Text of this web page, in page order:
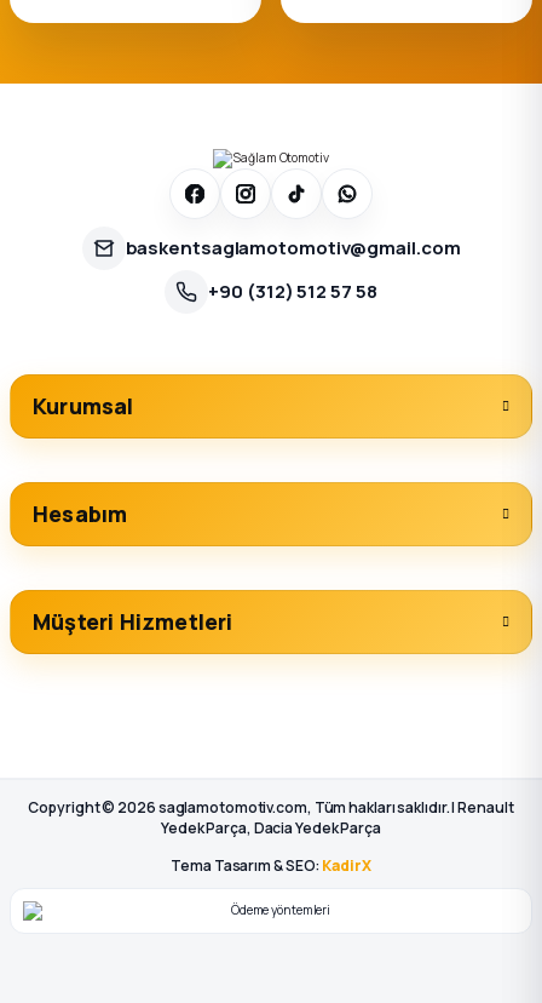
baskentsaglamotomotiv@gmail.com
+90 (312) 512 57 58
Kurumsal
Hesabım
Müşteri Hizmetleri
Copyright © 2026 saglamotomotiv.com, Tüm hakları saklıdır. | Renault
Yedek Parça, Dacia Yedek Parça
Tema Tasarım & SEO: KadirX